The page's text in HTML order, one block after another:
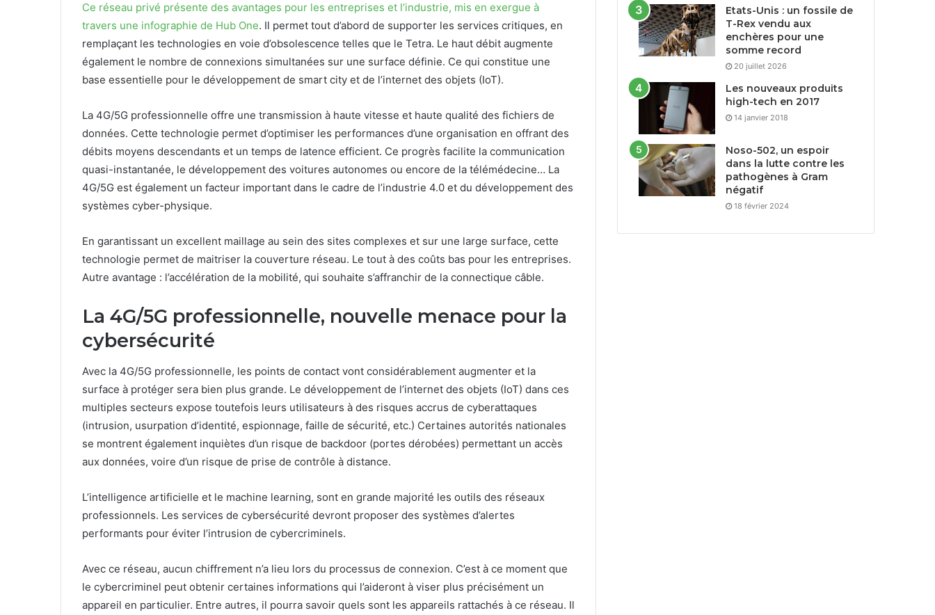
Ce réseau privé présente des avantages pour les entreprises et l’industrie, mis en exergue à
travers une infographie de Hub One. Il permet tout d’abord de supporter les services critiques, en
remplaçant les technologies en voie d’obsolescence telles que le Tetra. Le haut débit augmente
également le nombre de connexions simultanées sur une surface définie. Ce qui constitue une
base essentielle pour le développement de smart city et de l’internet des objets (IoT).
La 4G/5G professionnelle offre une transmission à haute vitesse et haute qualité des fichiers de
données. Cette technologie permet d’optimiser les performances d’une organisation en offrant des
débits moyens descendants et un temps de latence efficient. Ce progrès facilite la communication
quasi-instantanée, le développement des voitures autonomes ou encore de la télémédecine… La
4G/5G est également un facteur important dans le cadre de l’industrie 4.0 et du développement des
systèmes cyber-physique.
En garantissant un excellent maillage au sein des sites complexes et sur une large surface, cette
technologie permet de maitriser la couverture réseau. Le tout à des coûts bas pour les entreprises.
Autre avantage : l’accélération de la mobilité, qui souhaite s’affranchir de la connectique câble.
La 4G/5G professionnelle, nouvelle menace pour la
cybersécurité
Avec la 4G/5G professionnelle, les points de contact vont considérablement augmenter et la
surface à protéger sera bien plus grande. Le développement de l’internet des objets (IoT) dans ces
multiples secteurs expose toutefois leurs utilisateurs à des risques accrus de cyberattaques
(intrusion, usurpation d’identité, espionnage, faille de sécurité, etc.) Certaines autorités nationales
se montrent également inquiètes d’un risque de backdoor (portes dérobées) permettant un accès
aux données, voire d’un risque de prise de contrôle à distance.
L’intelligence artificielle et le machine learning, sont en grande majorité les outils des réseaux
professionnels. Les services de cybersécurité devront proposer des systèmes d’alertes
performants pour éviter l’intrusion de cybercriminels.
Avec ce réseau, aucun chiffrement n’a lieu lors du processus de connexion. C’est à ce moment que
le cybercriminel peut obtenir certaines informations qui l’aideront à viser plus précisément un
appareil en particulier. Entre autres, il pourra savoir quels sont les appareils rattachés à ce réseau. Il
Etats-Unis : un fossile de
T-Rex vendu aux
enchères pour une
somme record
20 juillet 2026
Les nouveaux produits
high-tech en 2017
14 janvier 2018
Noso-502, un espoir
dans la lutte contre les
pathogènes à Gram
négatif
18 février 2024